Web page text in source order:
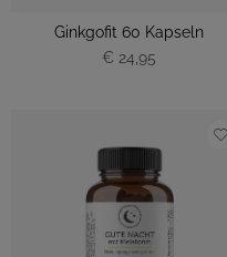
Ginkgofit 60 Kapseln
€ 24,95